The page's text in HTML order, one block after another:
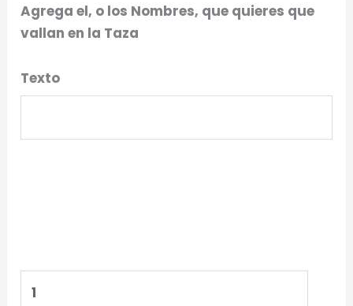
Agrega el, o los Nombres, que quieres que
vallan en la Taza
Texto